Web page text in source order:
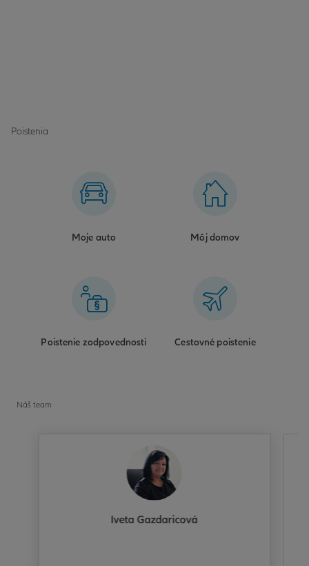
Poistenia
Moje auto Môj domov
Poistenie zodpovednosti Cestovné poistenie
Náš team
Iveta Gazdaricová